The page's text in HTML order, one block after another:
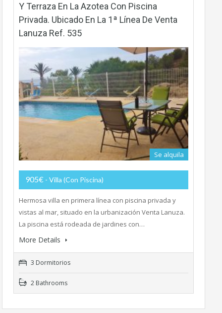
Y Terraza En La Azotea Con Piscina
Privada. Ubicado En La 1ª Línea De Venta
Lanuza Ref. 535
Se alquila
905€ - Villa (con Piscina)
Hermosa villa en primera línea con piscina privada y
vistas al mar, situado en la urbanización Venta Lanuza.
La piscina está rodeada de jardines con…
More Details
3 Dormitorios
2 Bathrooms